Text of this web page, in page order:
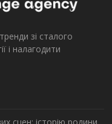
зі сталого
і налагодити